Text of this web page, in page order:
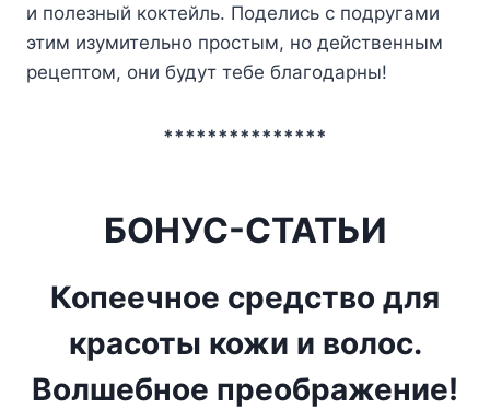
и полезный коктейль. Поделись с подругами
этим изумительно простым, но действенным
рецептом, они будут тебе благодарны!
***************
БОНУС-СТАТЬИ
Копеечное средство для
красоты кожи и волос.
Волшебное преображение!